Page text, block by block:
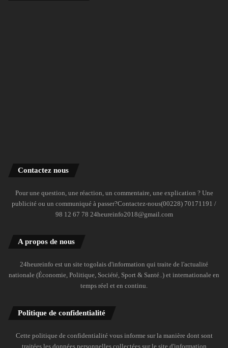
Contactez nous
Pour une question, une réaction, un commentaire, une explication ? Une
publicité ou un communiqué à passer?Contactez-nous(00228) 70171191 /
98 12 67 78 24heureinfo2018@gmail.com
A propos de nous
24heureinfo est un site togolais d'information qui traite de l'actualité
nationale (Économie, Politique, Société, Sport & Santé..) et internationale en
temps réel et en continu.
Politique de confidentialité
Cette politique de confidentialité vous informe sur la manière dont sont
traitées les données personnelles collectées sur le site d'information